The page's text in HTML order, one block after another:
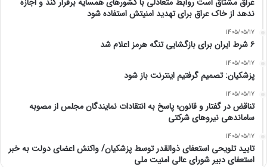
ندهد از خاک عراق برای تهدید امنیتش استفاده شود
1405/05/17
۶ شرط ایران برای بازگشایی تنگه هرمز اعلام شد
1405/05/17
پزشکیان: تصمیم گرفتیم اینترنت باز شود
1405/05/17
تناقض در گفتار و قانون؛ پاسخ به انتقادات نمایندگان مجلس از مصوبه
ساماندهی نیروهای شرکتی
1405/05/17
تایید تلویحی استعفای ذوالقدر توسط پزشکیان/ واکنش اعضای دولت به خبر
استعفای دبیر شورای عالی امنیت ملی